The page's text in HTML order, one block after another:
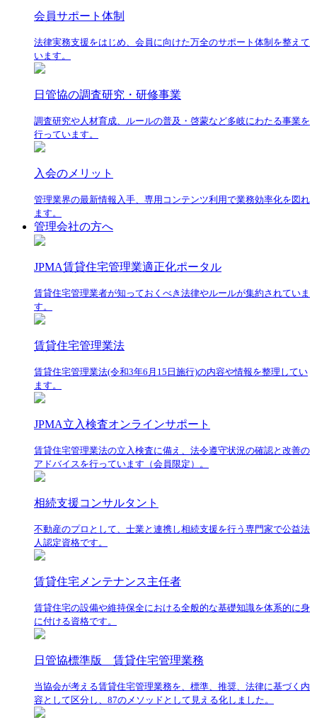
会員サポート体制
法律実務支援をはじめ、会員に向けた万全のサポート体制を整えて
います。
日管協の調査研究・研修事業
調査研究や人材育成、ルールの普及・啓蒙など多岐にわたる事業を
行っています。
入会のメリット
管理業界の最新情報入手、専用コンテンツ利用で業務効率化を図れ
ます。
管理会社の方へ
JPMA賃貸住宅管理業適正化ポータル
賃貸住宅管理業者が知っておくべき法律やルールが集約されていま
す。
賃貸住宅管理業法
賃貸住宅管理業法(令和3年6月15日施行)の内容や情報を整理してい
ます。
JPMA立入検査オンラインサポート
賃貸住宅管理業法の立入検査に備え、法令遵守状況の確認と改善の
アドバイスを行っています（会員限定）。
相続支援コンサルタント
不動産のプロとして、士業と連携し相続支援を行う専門家で公益法
人認定資格です。
賃貸住宅メンテナンス主任者
賃貸住宅の設備や維持保全における全般的な基礎知識を体系的に身
に付ける資格です。
日管協標準版 賃貸住宅管理業務
当協会が考える賃貸住宅管理業務を、標準、推奨、法律に基づく内
容として区分し、87のメソッドとして見える化しました。